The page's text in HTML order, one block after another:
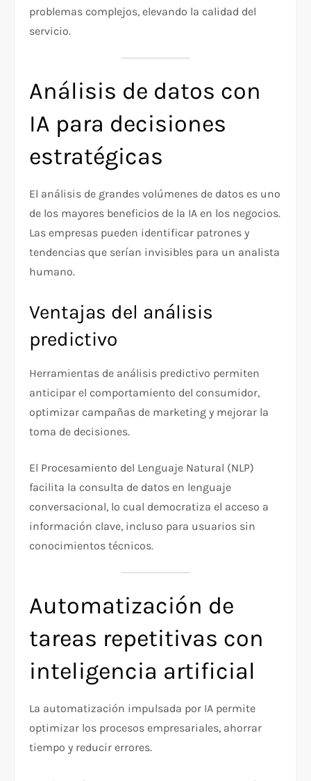
problemas complejos, elevando la calidad del
servicio.
Análisis de datos con
IA para decisiones
estratégicas
El análisis de grandes volúmenes de datos es uno
de los mayores beneficios de la IA en los negocios.
Las empresas pueden identificar patrones y
tendencias que serían invisibles para un analista
humano.
Ventajas del análisis
predictivo
Herramientas de análisis predictivo permiten
anticipar el comportamiento del consumidor,
optimizar campañas de marketing y mejorar la
toma de decisiones.
El Procesamiento del Lenguaje Natural (NLP)
facilita la consulta de datos en lenguaje
conversacional, lo cual democratiza el acceso a
información clave, incluso para usuarios sin
conocimientos técnicos.
Automatización de
tareas repetitivas con
inteligencia artificial
La automatización impulsada por IA permite
optimizar los procesos empresariales, ahorrar
tiempo y reducir errores.